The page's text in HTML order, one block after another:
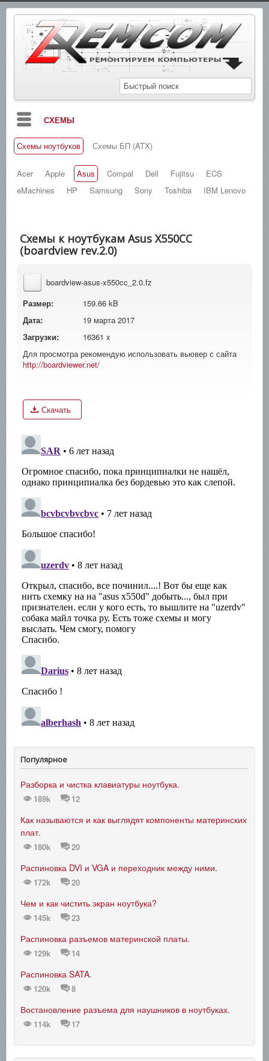
СХЕМЫ
БЛОГ
МАНУАЛЫ
СПРАВОЧНИКИ
НОВОСТИ
Cхемы ноутбуков Схемы БП (ATX)
Acer Apple Asus Compal Dell Fujitsu
ECS
eMachines
HP Samsung Sony Toshiba IBM Lenovo
Схемы к ноутбукам Asus X550CC
(boardview rev.2.0)
boardview-asus-x550cc_2.0.fz
Размер:
159.66 kB
Дата:
19 марта 2017
Загрузки:
16361 x
Для просмотра рекомендую использовать вьювер с сайта
http://boardviewer.net/
Скачать
Популярное
Разборка и чистка клавиатуры ноутбука.
189k 12
Как называются и как выглядят компоненты материнских
плат.
180k 20
Распиновка DVI и VGA и переходник между ними.
172k 20
Чем и как чистить экран ноутбука?
145k 23
Распиновка разъемов материнской платы.
129k 14
Распиновка SATA.
120k 8
Востановление разъема для наушников в ноутбуках.
114k 17